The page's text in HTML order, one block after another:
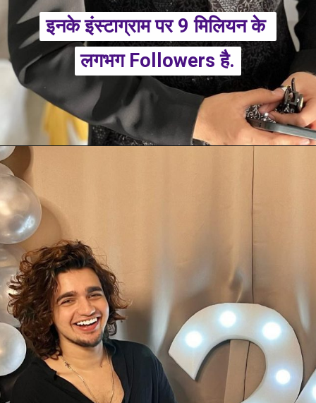
इनके इंस्टाग्राम पर 9 मिलियन के
लगभग Followers है.
इनके इंस्टाग्राम पर 9 मिलियन के
लगभग Followers है.